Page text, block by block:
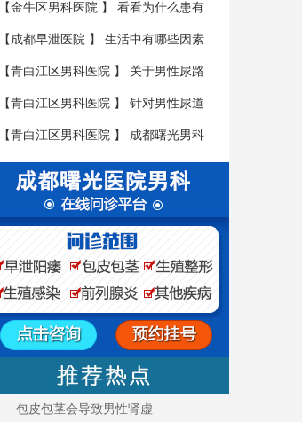
形成危害的呢?
【金牛区男科医院 】 看看为什么患有
包皮包茎疾病要尽早的治疗呢?
【 成都早泄医院 】 生活中有哪些因素
是会导致男性不育的呢?
【青白江区男科医院 】 关于男性尿路
感染患者的三大护理具体是什么呢?
【青白江区男科医院 】 针对男性尿道
炎要如何进行护理呢?
【青白江区男科医院 】 成都曙光男科
医学医院教您如何辨别尿道炎
包皮包茎会导致男性肾虚